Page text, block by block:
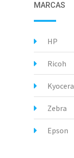
MARCAS
HP
Ricoh
Kyocera
Zebra
Epson